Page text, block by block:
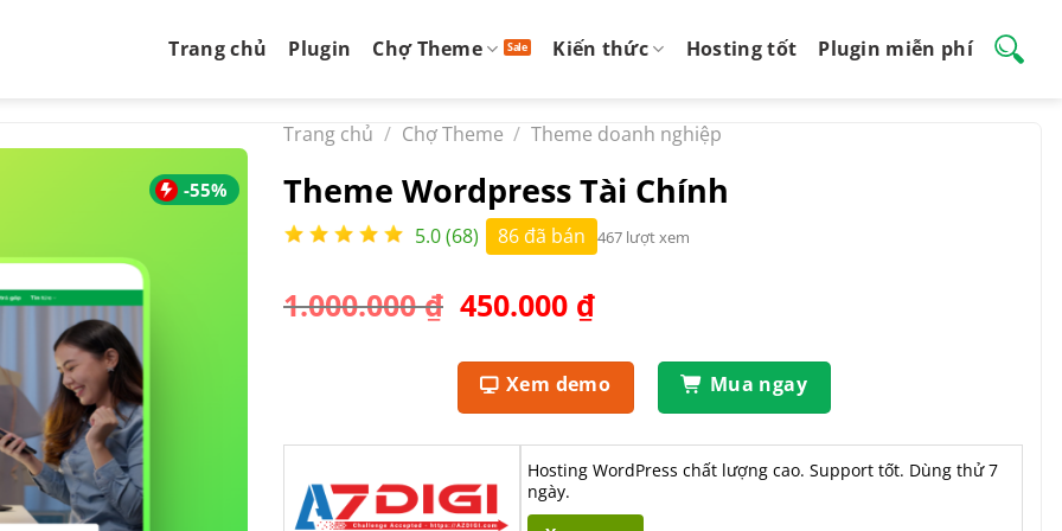
Trang chủ Plugin Chợ Theme Kiến thức Hosting tốt Plugin miễn phí
-55%
Trang chủ / Chợ Theme / Theme doanh nghiệp
Theme Wordpress Tài Chính
5.0 (68) 86 đã bán 467 lượt xem
1.000.000₫ Giá
là:
1.000.000 ₫.
450.000 ₫Giá
tại
là:
450.000 ₫.
Xem demo Mua ngay
Hosting WordPress chất lượng cao. Support tốt. Dùng thử 7
ngày.